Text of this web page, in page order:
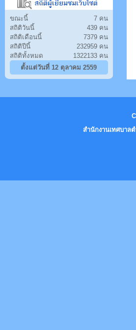
ขณะนี้
7 คน
สถิติวันนี้
439 คน
สถิติเดือนนี้
7379 คน
สถิติปีนี้
232959 คน
สถิติทั้งหมด
1322133 คน
ตั้งแต่วันที่ 12 ตุลาคม 2559
สำนักงานเทศบาล